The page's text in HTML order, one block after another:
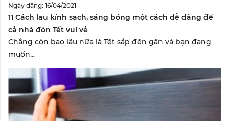
Ngày đăng: 16/04/2021
11 Cách lau kính sạch, sáng bóng một cách dễ dàng để
cả nhà đón Tết vui vẻ
Chẳng còn bao lâu nữa là Tết sắp đến gần và bạn đang
muốn...